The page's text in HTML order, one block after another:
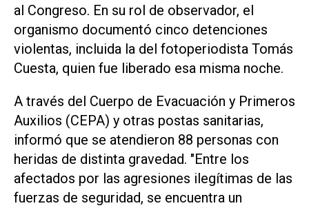
al Congreso. En su rol de observador, el
organismo documentó cinco detenciones
violentas, incluida la del fotoperiodista Tomás
Cuesta, quien fue liberado esa misma noche.
A través del Cuerpo de Evacuación y Primeros
Auxilios (CEPA) y otras postas sanitarias,
informó que se atendieron 88 personas con
heridas de distinta gravedad. "Entre los
afectados por las agresiones ilegítimas de las
fuerzas de seguridad, se encuentra un